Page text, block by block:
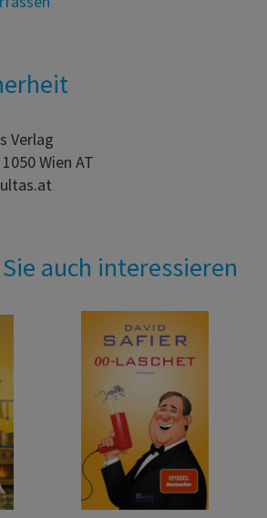
Verlag
Wien AT
auch interessieren